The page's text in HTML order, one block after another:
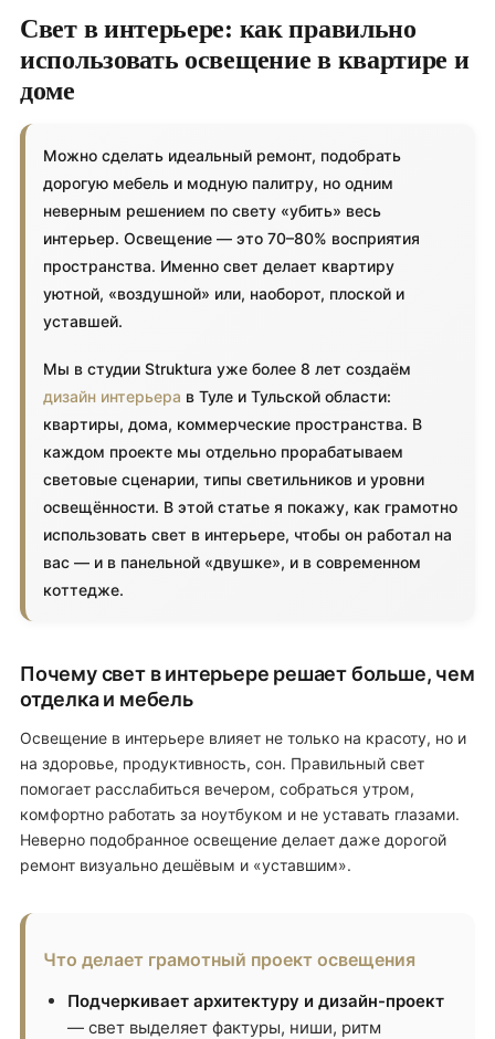
Свет в интерьере: как правильно
использовать освещение в квартире и
доме
Можно сделать идеальный ремонт, подобрать
дорогую мебель и модную палитру, но одним
неверным решением по свету «убить» весь
интерьер. Освещение — это 70–80% восприятия
пространства. Именно свет делает квартиру
уютной, «воздушной» или, наоборот, плоской и
уставшей.
Мы в студии Struktura уже более 8 лет создаём
дизайн интерьера в Туле и Тульской области:
квартиры, дома, коммерческие пространства. В
каждом проекте мы отдельно прорабатываем
световые сценарии, типы светильников и уровни
освещённости. В этой статье я покажу, как грамотно
использовать свет в интерьере, чтобы он работал на
вас — и в панельной «двушке», и в современном
коттедже.
Почему свет в интерьере решает больше, чем
отделка и мебель
Освещение в интерьере влияет не только на красоту, но и
на здоровье, продуктивность, сон. Правильный свет
помогает расслабиться вечером, собраться утром,
комфортно работать за ноутбуком и не уставать глазами.
Неверно подобранное освещение делает даже дорогой
ремонт визуально дешёвым и «уставшим».
Что делает грамотный проект освещения
Подчеркивает архитектуру и дизайн-проект
— свет выделяет фактуры, ниши, ритм